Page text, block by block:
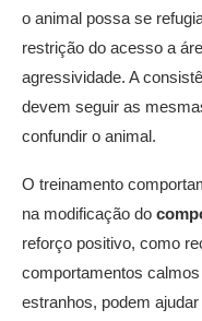
o animal possa se
restrição do acesso a
agressividade. A
devem seguir as
confundir o animal.
O treinamento
na modificação do
reforço positivo, como
comportamentos
estranhos, podem